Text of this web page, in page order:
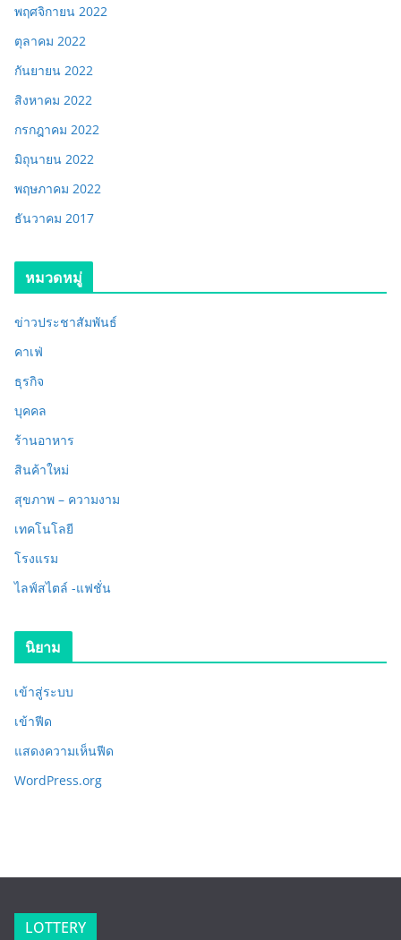
พฤศจิกายน 2022
ตุลาคม 2022
กันยายน 2022
สิงหาคม 2022
กรกฎาคม 2022
มิถุนายน 2022
พฤษภาคม 2022
ธันวาคม 2017
หมวดหมู่
ข่าวประชาสัมพันธ์
คาเฟ่
ธุรกิจ
บุคคล
ร้านอาหาร
สินค้าใหม่
สุขภาพ – ความงาม
เทคโนโลยี
โรงแรม
ไลฟ์สไตล์ -แฟชั่น
นิยาม
เข้าสู่ระบบ
เข้าฟีด
แสดงความเห็นฟีด
WordPress.org
LOTTERY